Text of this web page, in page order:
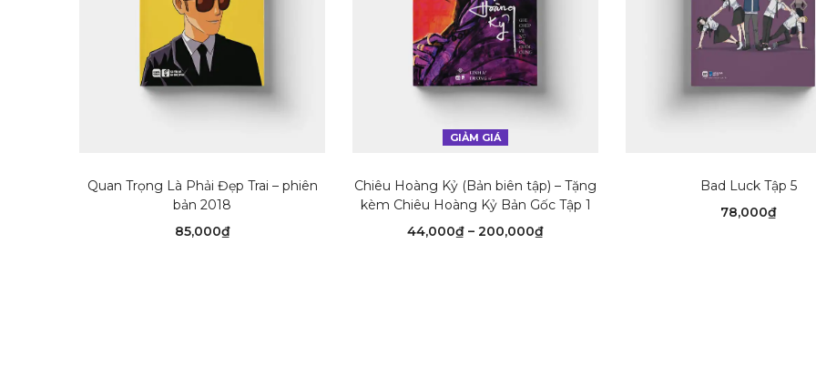
Quan Trọng Là Phải Đẹp Trai – phiên
bản 2018
85,000₫
GIẢM GIÁ
Chiêu Hoàng Kỷ (Bản biên tập) – Tặng
kèm Chiêu Hoàng Kỷ Bản Gốc Tập 1
44,000₫ – 200,000₫Khoảng
Bad Luck Tập 5
78,000₫